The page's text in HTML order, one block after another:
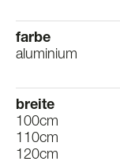
farbe
aluminium
breite
100cm
110cm
120cm